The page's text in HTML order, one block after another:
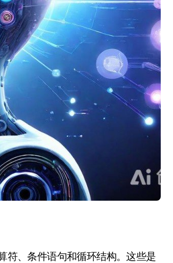
符、条件语句和循环结构。这些是